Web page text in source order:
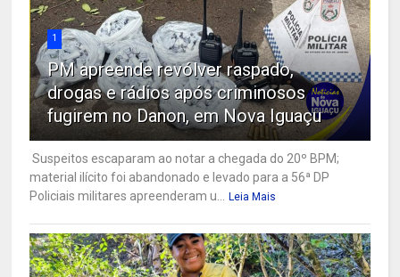
1
PM apreende revólver raspado,
drogas e rádios após criminosos
fugirem no Danon, em Nova Iguaçu
Suspeitos escaparam ao notar a chegada do 20º BPM;
material ilícito foi abandonado e levado para a 56ª DP
Policiais militares apreenderam u... Leia Mais